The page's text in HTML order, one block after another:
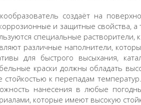
создаёт на
и защитные свойства,
специальные
различные наполнители,
для быстрого высыхания,
краски должны обладать
стойкостью к перепадам
нанесения в любые
которые имеют высокую